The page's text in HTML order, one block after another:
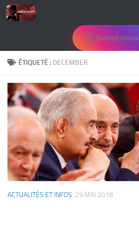
Skip to content
Suivez-nous
ÉTIQUETÉ : DECEMBER
ACTUALITÉS ET INFOS 29 MAI 2018